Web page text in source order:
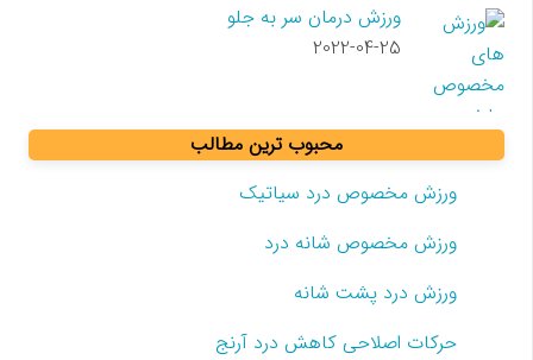
ورزش درمان سر به جلو
2022-04-25
محبوب ترین مطالب
ورزش مخصوص درد سیاتیک
ورزش مخصوص شانه درد
ورزش درد پشت شانه
حرکات اصلاحی کاهش درد آرنج